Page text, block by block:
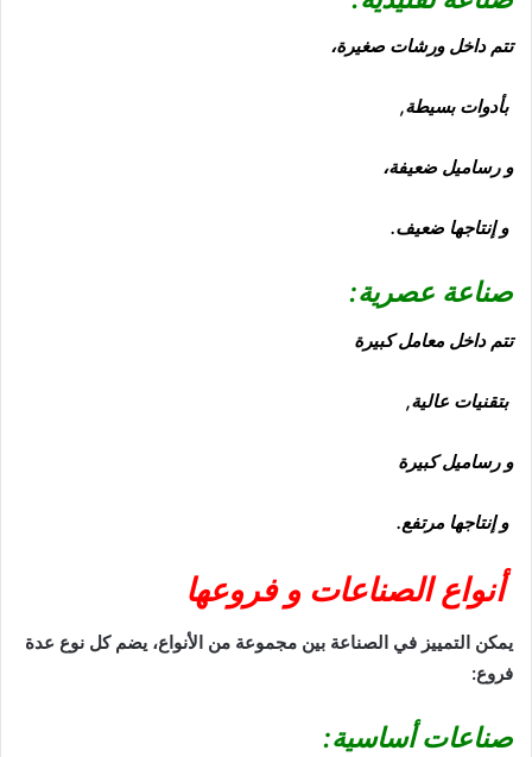
تتم داخل ورشات صغيرة،
بأدوات بسيطة,
و رساميل ضعيفة،
و إنتاجها ضعيف.
صناعة عصرية:
تتم داخل معامل كبيرة
بتقنيات عالية,
و رساميل كبيرة
و إنتاجها مرتفع.
أنواع الصناعات و فروعها
يمكن التمييز في الصناعة بين مجموعة من الأنواع، يضم كل نوع عدة
فروع:
صناعاتأساسية: